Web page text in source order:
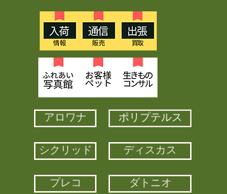
アロワナ ポリプテルス
シクリッド ディスカス
プレコ ダトニオ